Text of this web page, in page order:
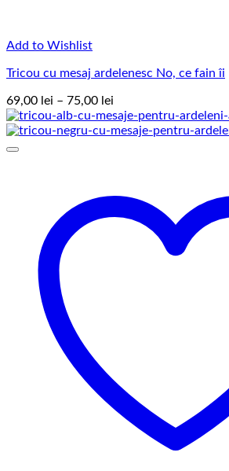
Add to Wishlist
Tricou cu mesaj ardelenesc No, ce fain îi
69,00 lei – 75,00 lei
de
prețuri: